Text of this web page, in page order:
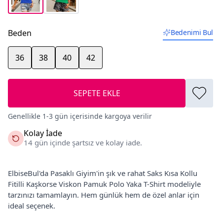
Beden Bedenimi Bul
36 38 40 42
SEPETE EKLE
Genellikle 1-3 gün içerisinde kargoya verilir
Kolay İade
14 gün içinde şartsız ve kolay iade.
ElbiseBul'da Pasaklı Giyim'in şık ve rahat Saks Kısa Kollu
Fitilli Kaşkorse Viskon Pamuk Polo Yaka T-Shirt modeliyle
tarzınızı tamamlayın. Hem günlük hem de özel anlar için
ideal seçenek.